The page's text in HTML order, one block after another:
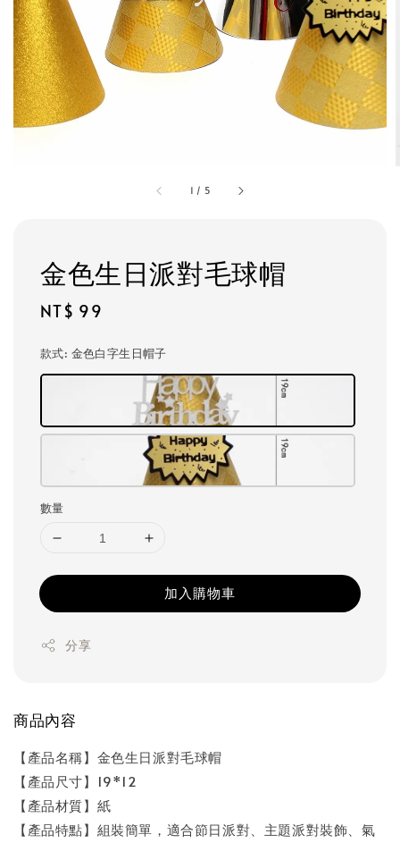
1 / 5
金色生日派對毛球帽
Regular
NT$ 99
款式: 金色白字生日帽子
數量
加入購物車
分享
商品內容
【產品名稱】金色生日派對毛球帽
【產品尺寸】19*12
【產品材質】紙
【產品特點】組裝簡單，適合節日派對、主題派對裝飾、氣